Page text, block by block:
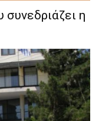
συνεδριάζει η